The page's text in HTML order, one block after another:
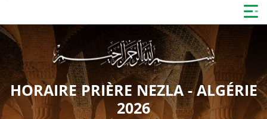
HORAIRE PRIÈRE NEZLA - ALGÉRIE
2026